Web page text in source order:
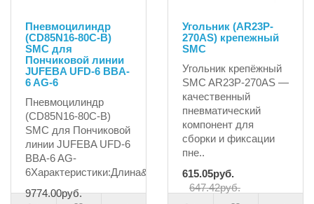
Пневмоцилиндр
(CD85N16-80C-B)
SMC для
Пончиковой линии
JUFEBA UFD-6 BBA-
6 AG-6
Пневмоцилиндр
(CD85N16-80C-B)
SMC для Пончиковой
линии JUFEBA UFD-6
BBA-6 AG-
6Характеристики:Длина&n..
9774.00руб.
Угольник (AR23P-
270AS) крепежный
SMC
Угольник крепёжный
SMC AR23P-270AS —
качественный
пневматический
компонент для
сборки и фиксации
пне..
615.05руб.
647.42руб.